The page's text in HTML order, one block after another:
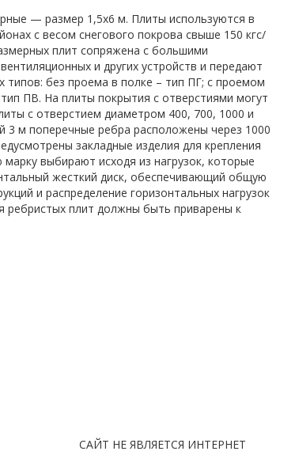
— размер 1,5х6 м. Плиты используются в
с весом снегового покрова свыше 150 кгс/
плит сопряжена с большими
и других устройств и передают
без проема в полке – тип ПГ; с проемом
ПВ. На плиты покрытия с отверстиями могут
с отверстием диаметром 400, 700, 1000 и
м поперечные ребра расположены через 1000
закладные изделия для крепления
выбирают исходя из нагрузок, которые
жесткий диск, обеспечивающий общую
и распределение горизонтальных нагрузок
ребристых плит должны быть приварены к
САЙТ НЕ ЯВЛЯЕТСЯ ИНТЕРНЕТ